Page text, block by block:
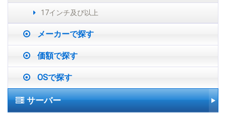
17インチ及び以上
メーカーで探す
価額で探す
OSで探す
サーバー